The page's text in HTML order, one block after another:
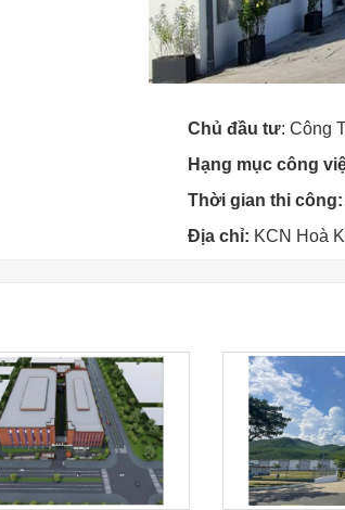
đầu tư: Công
mục công
gian thi công:
chỉ: KCN Hoà